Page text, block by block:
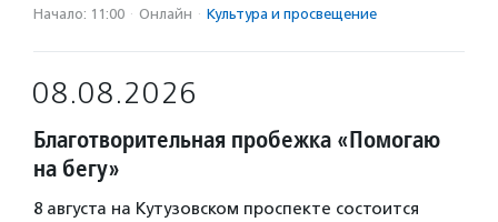
Начало: 11:00 · Онлайн · Культура и просвещение
08.08.2026
Благотворительная пробежка «Помогаю
на бегу»
8 августа на Кутузовском проспекте состоится